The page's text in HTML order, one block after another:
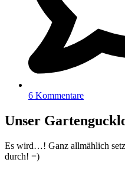
6 Kommentare
Unser
Es wird…! Ganz allmählich
durch! =)